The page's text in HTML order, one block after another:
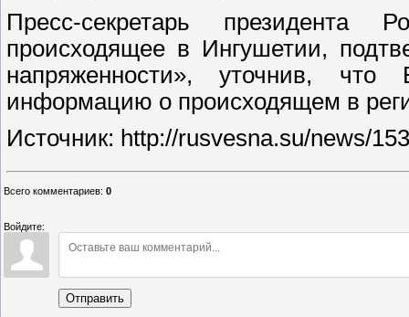
Пресс-секретарь президента
происходящее в Ингушетии,
напряженности», уточнив,
информацию о происходящем в
Источник: http://rusvesna.su/news/
Всего комментариев: 0
Войдите:
Отправить